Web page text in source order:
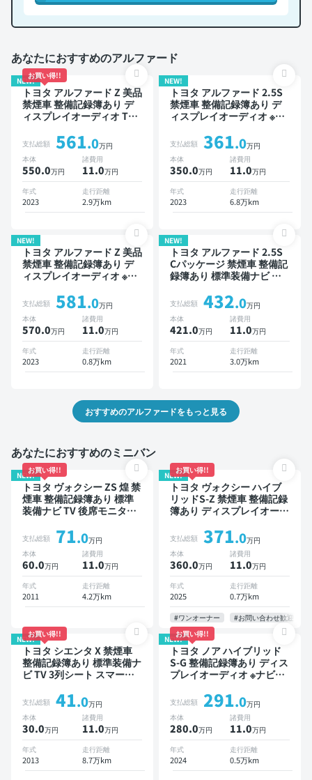
あなたにおすすめのアルファード
NEW!
お買い得!!
トヨタ アルファード Z 美品
禁煙車 整備記録簿あり デ
ィスプレイオーディオ TV
ポットモニター デジタルイ
ンナーミラー オートクルー
ズ 3列シート スマートキー
ETC サンルーフ 電動バッ
クドア バックモニター 全
方位カメラ ドライブレコー
ダー 衝突軽減 両側電動ス
支払総額 561.0万円
本体
550.0万円
諸費用
11.0万円
年式
2023
走行距離
2.9万km
NEW!
トヨタ アルファード 2.5S
禁煙車 整備記録簿あり デ
ィスプレイオーディオ ※ナ
ター ブラインドスポットモ
ニター デジタルインナーミ
ラー オートクルーズ 3列シ
ート スマートキー ETC サ
ンルーフ バックモニター
ドライブレコーダー 衝突軽
減 両側電動スライドドア 7
支払総額 361.0万円
本体
350.0万円
諸費用
11.0万円
年式
2023
走行距離
6.8万km
NEW!
トヨタ アルファード Z 美品
禁煙車 整備記録簿あり デ
ィスプレイオーディオ ※ナ
ドスポットモニター デジタ
ルインナーミラー オートク
ルーズ スマートキー ETC
電動バックドア バックモニ
ター 全方位カメラ ドライ
ブレコーダー 衝突軽減 両
側電動スライドドア 7人乗
支払総額 581.0万円
本体
570.0万円
諸費用
11.0万円
年式
2023
走行距離
0.8万km
NEW!
トヨタ アルファード 2.5S
Cパッケージ 禁煙車 整備記
録簿あり 標準装備ナビ 本
ブラインドスポットモニタ
ー デジタルインナーミラー
オートクルーズ 3列シート
ワイヤレスキー スマートキ
ー ETC サンルーフ 電動バ
ックドア バックモニター
ドライブレコーダー 社外ア
支払総額 432.0万円
本体
421.0万円
諸費用
11.0万円
年式
2021
走行距離
3.0万km
おすすめのアルファードをもっと見る
あなたにおすすめのミニバン
NEW!
お買い得!!
トヨタ ヴォクシー ZS 煌 禁
煙車 整備記録簿あり 標準
装備ナビ TV 後席モニター
ター 両側電動スライドドア
8人乗り
支払総額 71.0万円
本体
60.0万円
諸費用
11.0万円
年式
2011
走行距離
4.2万km
NEW!
お買い得!!
トヨタ ヴォクシー ハイブ
リッドS-Z 禁煙車 整備記録
簿あり ディスプレイオーデ
インドスポットモニター デ
ジタルインナーミラー オー
トクルーズ 3列シート スマ
ートキー ETC 電動バック
ドア バックモニター 全方
位カメラ ドライブレコーダ
ー 衝突軽減 両側電動スラ
イドドア 7人乗り
支払総額 371.0万円
本体
360.0万円
諸費用
11.0万円
年式
2025
走行距離
0.7万km
#ワンオーナー #お問い合わせ歓迎
NEW!
お買い得!!
トヨタ シエンタ X 禁煙車
整備記録簿あり 標準装備ナ
ビ TV 3列シート スマート
り
支払総額 41.0万円
本体
30.0万円
諸費用
11.0万円
年式
2013
走行距離
8.7万km
NEW!
お買い得!!
トヨタ ノア ハイブリッド
S-G 整備記録簿あり ディス
プレイオーディオ ※ナビキ
ズ 3列シート スマートキー
バックモニター ドライブレ
コーダー 衝突軽減 7人乗り
支払総額 291.0万円
本体
280.0万円
諸費用
11.0万円
年式
2024
走行距離
0.5万km